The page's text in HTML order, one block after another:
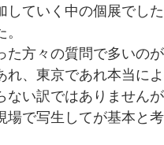
ていく中の個展でし
方々の質問で多いの
、東京であれ本当に
い訳ではありません
場で写生してが基本と